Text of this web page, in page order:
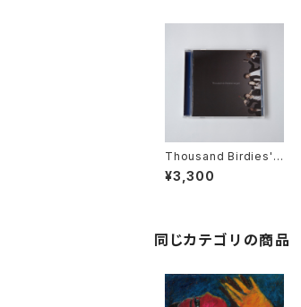
Thousand Birdies' L
egs「Thousand Birdi
es' Legs II」【CD】
¥3,300
同じカテゴリの商品